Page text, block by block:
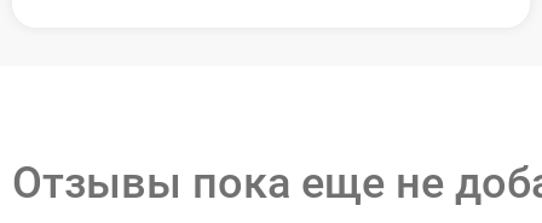
Отзывы пока еще не